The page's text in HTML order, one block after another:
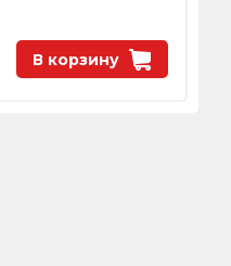
В корзину